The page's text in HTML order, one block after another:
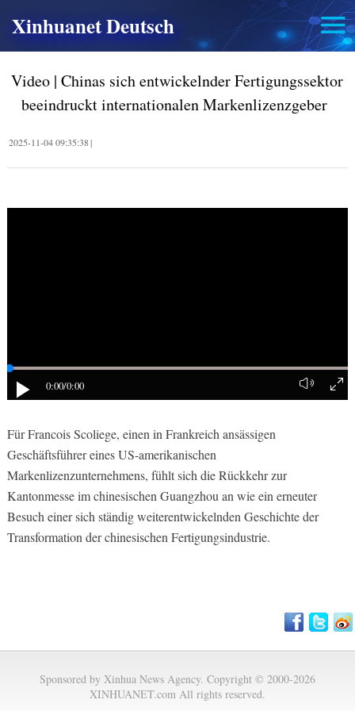
Xinhuanet Deutsch
Video | Chinas sich entwickelnder Fertigungssektor
beeindruckt internationalen Markenlizenzgeber
2025-11-04 09:35:38|
0:00/0:00
Für Francois Scoliege, einen in Frankreich ansässigen
Geschäftsführer eines US-amerikanischen
Markenlizenzunternehmens, fühlt sich die Rückkehr zur
Kantonmesse im chinesischen Guangzhou an wie ein erneuter
Besuch einer sich ständig weiterentwickelnden Geschichte der
Transformation der chinesischen Fertigungsindustrie.
Sponsored by Xinhua News Agency. Copyright © 2000-2026
XINHUANET.com All rights reserved.